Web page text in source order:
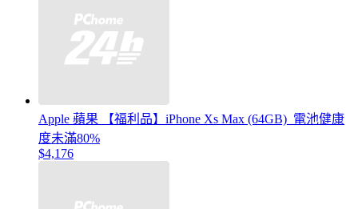
Apple 蘋果 【福利品】iPhone Xs Max (64GB)_電池健康
度未滿80%
$4,176